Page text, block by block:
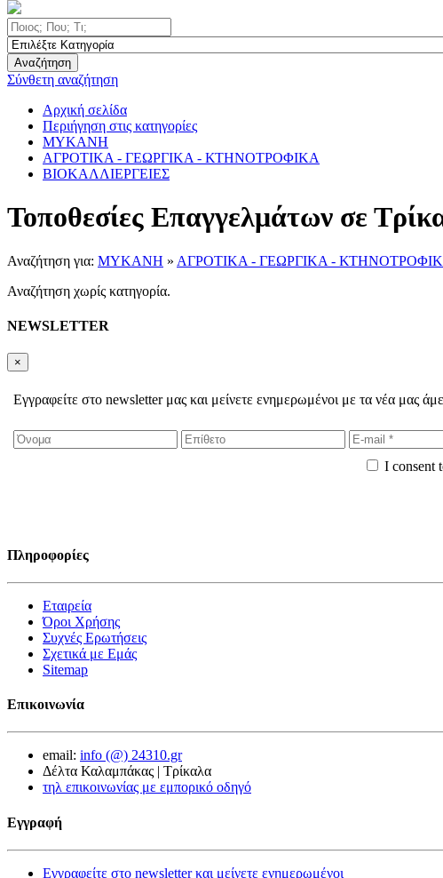
Αναζήτηση
Σύνθετη αναζήτηση
Αρχική σελίδα
Περιήγηση στις κατηγορίες
ΜΥΚΑΝΗ
ΑΓΡΟΤΙΚΑ - ΓΕΩΡΓΙΚΑ - ΚΤΗΝΟΤΡΟΦΙΚΑ
ΒΙΟΚΑΛΛΙΕΡΓΕΙΕΣ
Τοποθεσίες Επαγγελμάτων σε
Αναζήτηση για: ΜΥΚΑΝΗ » ΑΓΡΟΤΙΚΑ - ΓΕΩΡΓΙΚΑ -
Αναζήτηση χωρίς κατηγορία.
NEWSLETTER
×
Εγγραφείτε στο newsletter μας και μείνετε ενημερωμένοι με τα νέα μας
I consent
Πληροφορίες
Εταιρεία
Όροι Χρήσης
Συχνές Ερωτήσεις
Σχετικά με Εμάς
Sitemap
Επικοινωνία
email: info (@) 24310.gr
Δέλτα Καλαμπάκας | Τρίκαλα
τηλ επικοινωνίας με εμπορικό οδηγό
Εγγραφή
Εγγραφείτε στο newsletter και μείνετε ενημερωμένοι